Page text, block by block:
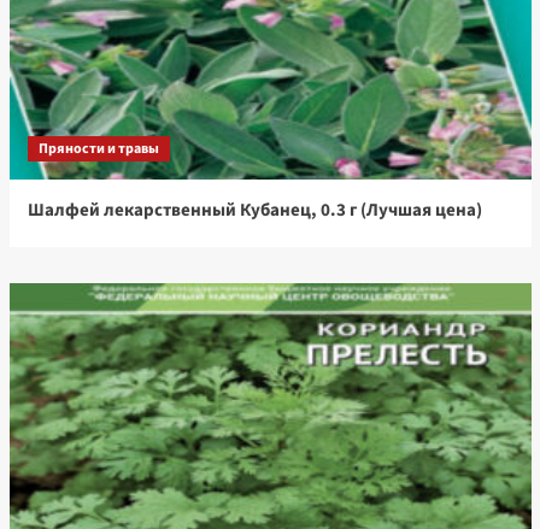
Пряности и травы
Шалфей лекарственный Кубанец, 0.3 г (Лучшая цена)